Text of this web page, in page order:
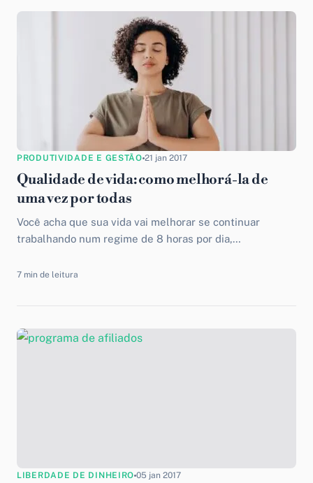
PRODUTIVIDADE E GESTÃO 21 jan 2017
Qualidade de vida: como melhorá-la de
uma vez por todas
Você acha que sua vida vai melhorar se continuar
trabalhando num regime de 8 horas por dia,
maneira hoje...
7 min de leitura
LIBERDADE DE DINHEIRO 05 jan 2017